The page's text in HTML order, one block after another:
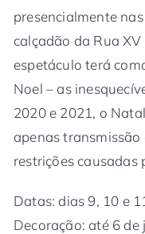
presencialmente
calçadão da Rua
espetáculo terá
Noel – as
2020 e 2021, o
apenas
restrições causadas
Datas: dias 9, 10 e
Decoração: até 6 de